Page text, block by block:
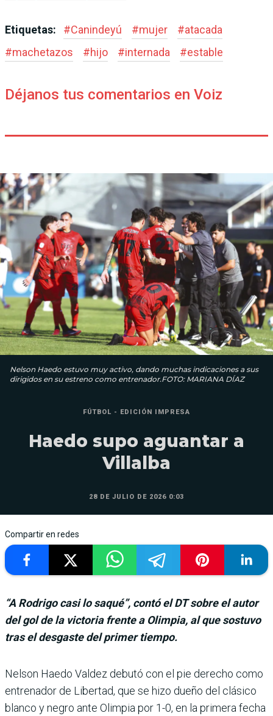
Etiquetas: #Canindeyú #mujer #atacada
#machetazos #hijo #internada #estable
Déjanos tus comentarios en Voiz
Nelson Haedo estuvo muy activo, dando muchas indicaciones a sus
dirigidos en su estreno como entrenador.FOTO: MARIANA DÍAZ
FÚTBOL - EDICIÓN IMPRESA
Haedo supo aguantar a
Villalba
28 DE JULIO DE 2026 0:03
Compartir en redes
“A Rodrigo casi lo saqué”, contó el DT sobre el autor
del gol de la victoria frente a Olimpia, al que sostuvo
tras el desgaste del primer tiempo.
Nelson Haedo Valdez debutó con el pie derecho como
entre­nador de Libertad, que se hizo dueño del clásico
blanco y negro ante Olimpia por 1-0, en la primera fecha